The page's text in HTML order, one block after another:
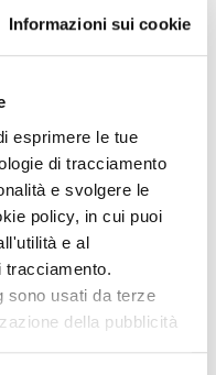
Informazioni sui cookie
esprimere le tue
di tracciamento
e svolgere le
policy, in cui puoi
e al
tracciamento.
sono usati da terze
della pubblicità
tramite
del
continui;
a tempo.